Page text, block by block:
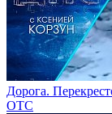
Дорога.
ОТС